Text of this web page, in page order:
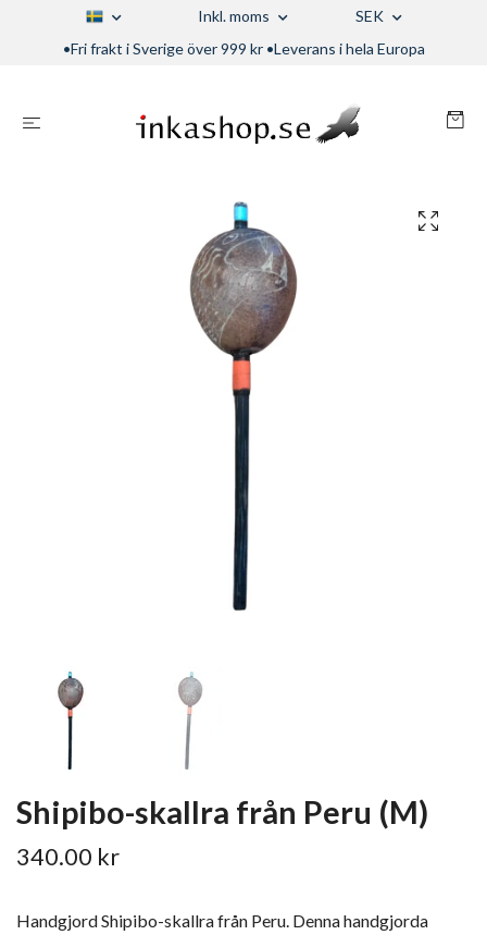
Inkl. moms
SEK
•Fri frakt i Sverige över 999 kr •Leverans i hela Europa
Shipibo-skallra från Peru (M)
340.00 kr
Handgjord Shipibo-skallra från Peru. Denna handgjorda